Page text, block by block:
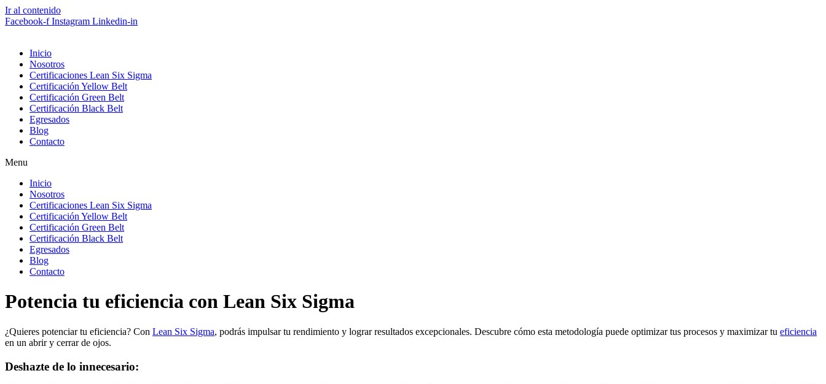
Ir al contenido
Facebook-f Instagram Linkedin-in
Inicio
Nosotros
Certificaciones Lean Six Sigma
Certificación Yellow Belt
Certificación Green Belt
Certificación Black Belt
Egresados
Blog
Contacto
Menu
Inicio
Nosotros
Certificaciones Lean Six Sigma
Certificación Yellow Belt
Certificación Green Belt
Certificación Black Belt
Egresados
Blog
Contacto
Potencia tu eficiencia con Lean Six Sigma
¿Quieres potenciar tu eficiencia? Con Lean Six Sigma, podrás impulsar tu rendimiento y lograr resultados excepcionales. Descubre cómo esta metodología puede optimizar tus procesos y maximizar tu eficiencia
en un abrir y cerrar de ojos.
Deshazte de lo innecesario: